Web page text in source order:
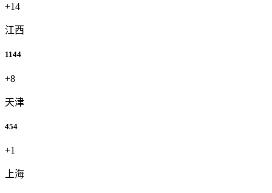
+14
江西
1144
+8
天津
454
+1
上海